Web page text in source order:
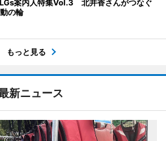
案内人特集Vol.3 北井香さんがつなぐ
の輪
もっと見る
新ニュース